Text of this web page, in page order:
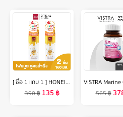
[ ซื้อ 1 แถม 1 ] HONEI V BSC SWEET HONEI BEAR FACIAL BUBBLE FOAM ปริมาณขวดละ 160 มล. บับเบิ้ลโฟม ซื้อ 1 แถม1 สุดคุ้ม
390฿ 135 ฿
565฿